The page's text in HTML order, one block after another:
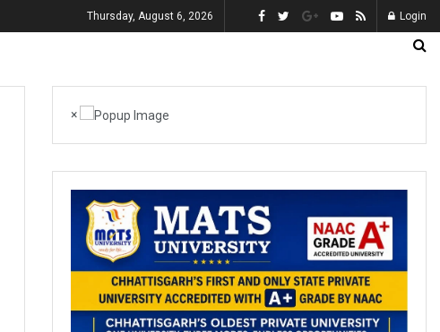
Thursday, August 6, 2026 Login
×